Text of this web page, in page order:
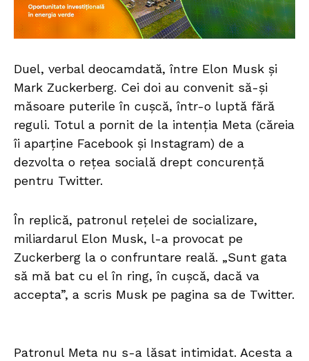
Duel, verbal deocamdată, între Elon Musk și
Mark Zuckerberg. Cei doi au convenit să-și
măsoare puterile în cușcă, într-o luptă fără
reguli. Totul a pornit de la intenția Meta (căreia
îi aparține Facebook și Instagram) de a
dezvolta o rețea socială drept concurență
pentru Twitter.
În replică, patronul rețelei de socializare,
miliardarul Elon Musk, l-a provocat pe
Zuckerberg la o confruntare reală. „Sunt gata
să mă bat cu el în ring, în cușcă, dacă va
accepta”, a scris Musk pe pagina sa de Twitter.
Patronul Meta nu s-a lăsat intimidat. Acesta a